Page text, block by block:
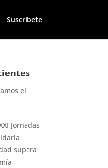
Suscríbete
el
Jornadas
supera